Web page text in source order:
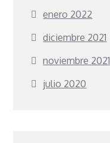
enero 2022
diciembre 2021
noviembre 2021
julio 2020